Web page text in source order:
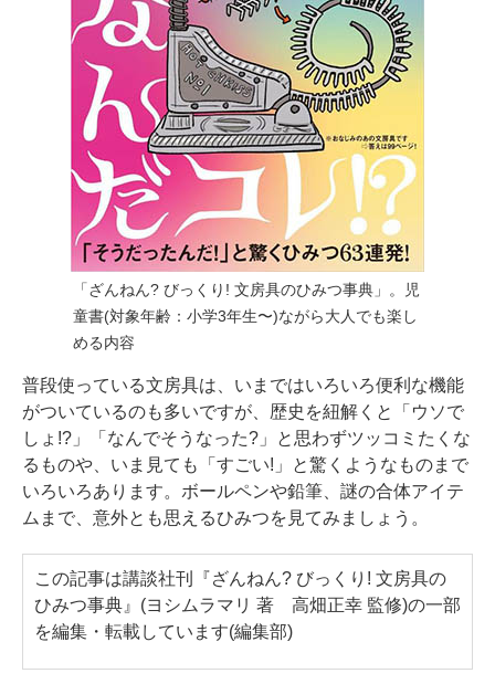
「ざんねん? びっくり! 文房具のひみつ事典」。児
童書(対象年齢：小学3年生〜)ながら大人でも楽し
める内容
普段使っている文房具は、いまではいろいろ便利な機能
がついているのも多いですが、歴史を紐解くと「ウソで
しょ!?」「なんでそうなった?」と思わずツッコミたくな
るものや、いま見ても「すごい!」と驚くようなものまで
いろいろあります。ボールペンや鉛筆、謎の合体アイテ
ムまで、意外とも思えるひみつを見てみましょう。
この記事は講談社刊『ざんねん? びっくり! 文房具の
ひみつ事典』(ヨシムラマリ 著 高畑正幸 監修)の一部
を編集・転載しています(編集部)